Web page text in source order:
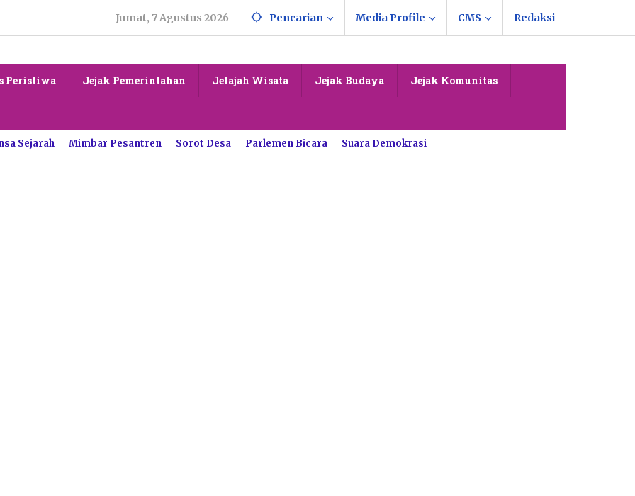
Jumat, 7 Agustus 2026 Pencarian Media Profile CMS Redaksi
Peristiwa Jejak Pemerintahan Jelajah Wisata Jejak Budaya Jejak Komunitas
Sejarah Mimbar Pesantren Sorot Desa Parlemen Bicara Suara Demokrasi